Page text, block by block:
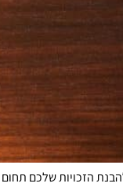
הזכויות שלכם